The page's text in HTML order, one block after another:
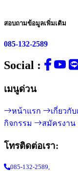
สอบถามข้อมูลเพิ่มเติม
085-132-2589
Social :
เมนูด่วน
หน้าแรก เกี่ยวกับ
กิจกรรม
สมัครงาน
โทรติดต่อเรา:
085-132-2589,